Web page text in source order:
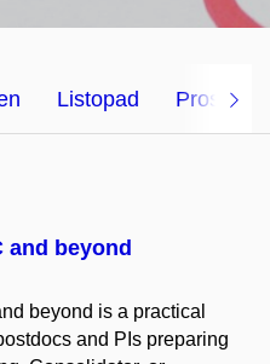
Listopad Prosinec
and beyond
beyond is a practical
and PIs preparing